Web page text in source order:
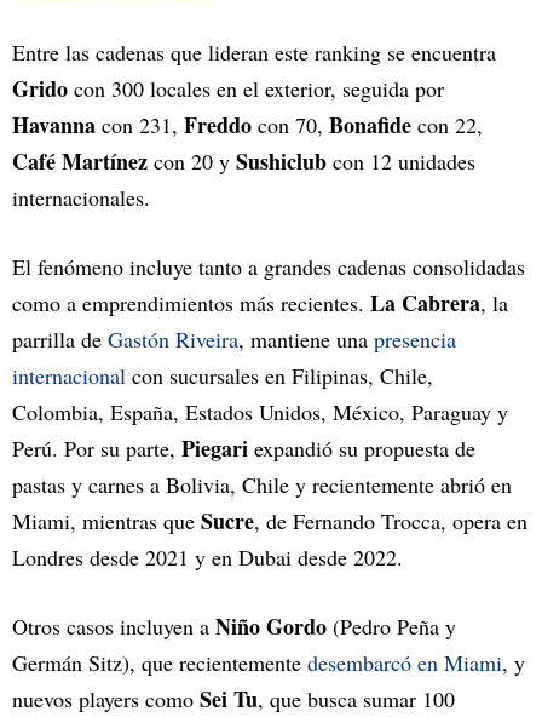
Entre las cadenas que lideran este ranking se encuentra
Grido con 300 locales en el exterior, seguida por
Havanna con 231, Freddo con 70, Bonafide con 22,
Café Martínez con 20 y Sushiclub con 12 unidades
internacionales.
El fenómeno incluye tanto a grandes cadenas consolidadas
como a emprendimientos más recientes. La Cabrera, la
parrilla de Gastón Riveira, mantiene una presencia
internacional con sucursales en Filipinas, Chile,
Colombia, España, Estados Unidos, México, Paraguay y
Perú. Por su parte, Piegari expandió su propuesta de
pastas y carnes a Bolivia, Chile y recientemente abrió en
Miami, mientras que Sucre, de Fernando Trocca, opera en
Londres desde 2021 y en Dubai desde 2022.
Otros casos incluyen a Niño Gordo (Pedro Peña y
Germán Sitz), que recientemente desembarcó en Miami, y
nuevos players como Sei Tu, que busca sumar 100